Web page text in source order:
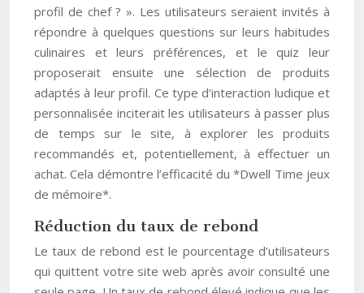
profil de chef ? ». Les utilisateurs seraient invités à
répondre à quelques questions sur leurs habitudes
culinaires et leurs préférences, et le quiz leur
proposerait ensuite une sélection de produits
adaptés à leur profil. Ce type d’interaction ludique et
personnalisée inciterait les utilisateurs à passer plus
de temps sur le site, à explorer les produits
recommandés et, potentiellement, à effectuer un
achat. Cela démontre l’efficacité du *Dwell Time jeux
de mémoire*.
Réduction du taux de rebond
Le taux de rebond est le pourcentage d’utilisateurs
qui quittent votre site web après avoir consulté une